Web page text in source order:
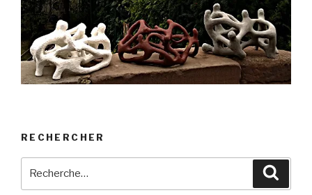
RECHERCHER